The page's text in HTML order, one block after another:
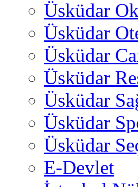
Üsküdar
Üsküdar
Üsküdar
Üsküdar
Üsküdar
Üsküdar
Üsküdar
E-Devlet